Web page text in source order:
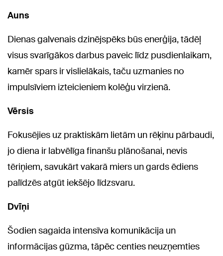
Auns
Dienas galvenais dzinējspēks būs enerģija, tādēļ
visus svarīgākos darbus paveic līdz pusdienlaikam,
kamēr spars ir vislielākais, taču uzmanies no
impulsīviem izteicieniem kolēģu virzienā.
Vērsis
Fokusējies uz praktiskām lietām un rēķinu pārbaudi,
jo diena ir labvēlīga finanšu plānošanai, nevis
tēriņiem, savukārt vakarā miers un gards ēdiens
palīdzēs atgūt iekšējo līdzsvaru.
Dvīņi
Šodien sagaida intensīva komunikācija un
informācijas gūzma, tāpēc centies neuzņemties